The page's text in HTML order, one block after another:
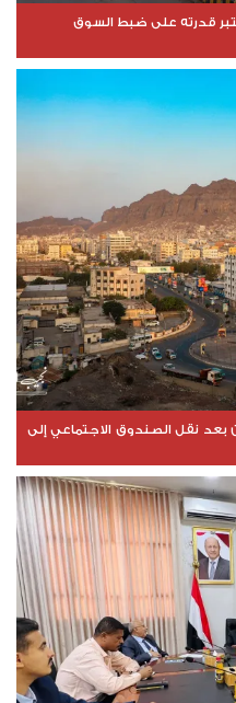
قدرته على ضبط السوق
نقل الصندوق الاجتماعي إلى